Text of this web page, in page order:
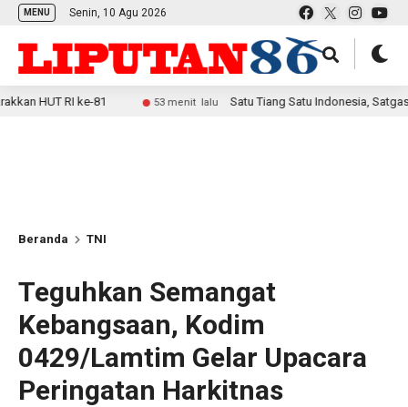
MENU Senin, 10 Agu 2026
ke-81 53 menit lalu Satu Tiang Satu Indonesia, Satgas Yonif 2
Beranda TNI
Teguhkan Semangat
Kebangsaan, Kodim
0429/Lamtim Gelar Upacara
Peringatan Harkitnas